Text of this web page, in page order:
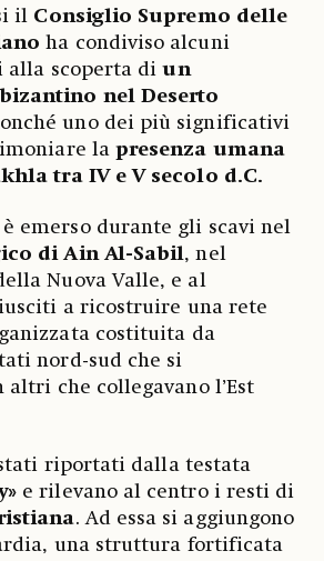
il Consiglio Supremo delle
ha condiviso alcuni
alla scoperta diun
nel Deserto
uno dei più significativi
la presenza umana
tra IV e V secolo d.C.
è emerso durante gli scavi nel
di Ain Al-Sabil, nel
Nuova Valle, e al
a ricostruire una rete
costituita da
nord-sud che si
altri che collegavano l’Est
riportati dalla testata
e rilevano al centro i resti di
. Ad essa si aggiungono
una struttura fortificata